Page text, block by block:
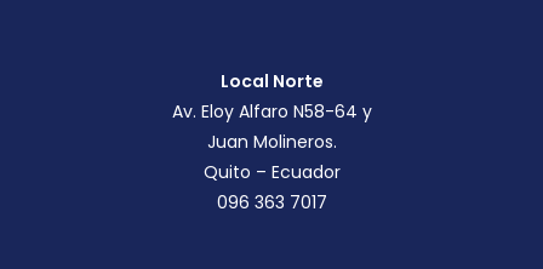
Local Norte
Av. Eloy Alfaro N58-64 y
Juan Molineros.
Quito – Ecuador
096 363 7017